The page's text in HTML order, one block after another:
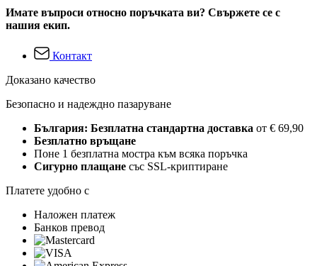
Имате въпроси относно поръчката ви? Свържете се с
нашия екип.
Контакт
Доказано качество
Безопасно и надеждно пазаруване
България: Безплатна стандартна доставка от € 69,90
Безплатно връщане
Поне 1 безплатна мостра към всяка поръчка
Сигурно плащане със SSL-криптиране
Платете удобно с
Наложен платеж
Банков превод